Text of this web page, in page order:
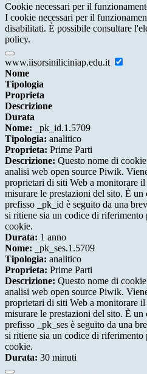
Cookie necessari per il
I cookie necessari per il
disabilitati. È possibile consultare
policy.
www.iisorsiniliciniap.edu.it
Nome
Tipologia
Proprieta
Descrizione
Durata
Nome: _pk_id.1.5709
Tipologia: analitico
Proprieta: Prime Parti
Descrizione: Questo nome di
analisi web open source Piwik.
proprietari di siti Web a monitorare
misurare le prestazioni del sito. È
prefisso _pk_id è seguito da una
si ritiene sia un codice di
cookie.
Durata: 1 anno
Nome: _pk_ses.1.5709
Tipologia: analitico
Proprieta: Prime Parti
Descrizione: Questo nome di
analisi web open source Piwik.
proprietari di siti Web a monitorare
misurare le prestazioni del sito. È
prefisso _pk_ses è seguito da una
si ritiene sia un codice di
cookie.
Durata: 30 minuti